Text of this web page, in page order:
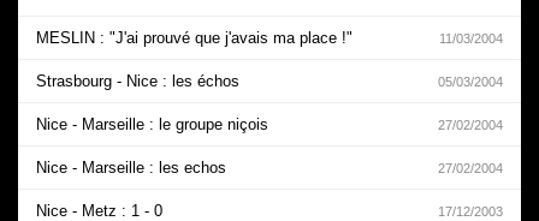
MESLIN : "J'ai prouvé que j'avais ma place !" 11/03/2004
Strasbourg - Nice : les échos 05/03/2004
Nice - Marseille : le groupe niçois 27/02/2004
Nice - Marseille : les echos 27/02/2004
Nice - Metz : 1 - 0 17/12/2003